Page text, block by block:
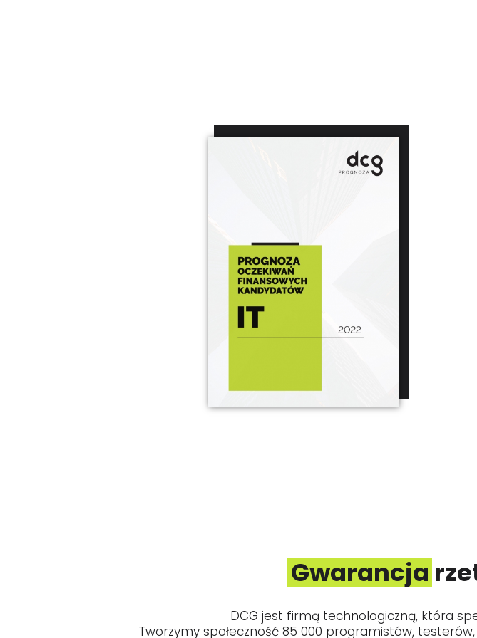
Gwarancja
DCG jest firmą technologiczną, która
Tworzymy społeczność 85 000 programistów,